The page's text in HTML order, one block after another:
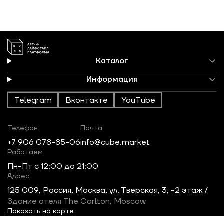
Каталог
Информация
Telegram Вконтакте YouTube
Телефон
+7 906 078-85-06
Почта
info@cube.market
Работаем
Пн-Пт c 12:00 до 21:00
Адрес
125 009, Россия, Москва, ул. Тверская, 3, -2 этаж /
Здание отеля The Carlton, Moscow
Показать на карте